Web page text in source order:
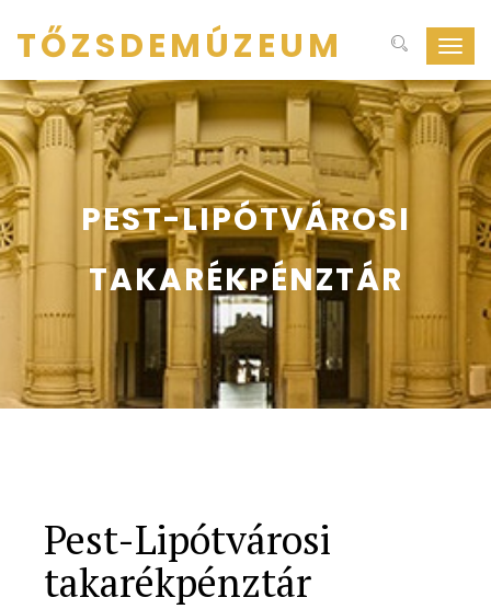
ki-
be
TŐZSDEMÚZEUM
PEST-LIPÓTVÁROSI
TAKARÉKPÉNZTÁR
Pest-Lipótvárosi
takarékpénztár